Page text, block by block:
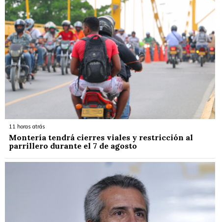
11 horas atrás
Montería tendrá cierres viales y restricción al
parrillero durante el 7 de agosto